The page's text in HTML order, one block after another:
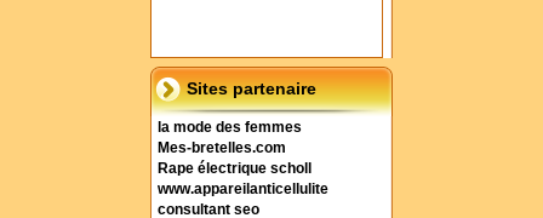
Sites partenaire
la mode des femmes
Mes-bretelles.com
Rape électrique scholl
www.appareilanticellulite
consultant seo